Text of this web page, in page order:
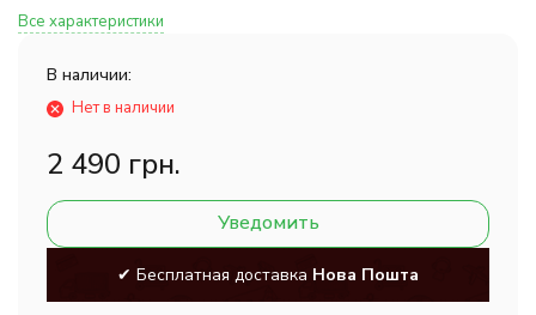
Все характеристики
В наличии:
Нет в наличии
2 490 грн.
Уведомить
✔ Бесплатная доставка Нова Пошта